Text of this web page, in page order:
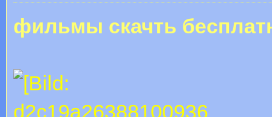
фильмы скачть